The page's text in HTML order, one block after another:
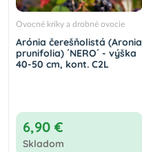
Ovocné kríky a drobné ovocie
Arónia čerešňolistá (Aronia
prunifolia) ´NERO´ - výška
40-50 cm, kont. C2L
6,90 €
Skladom